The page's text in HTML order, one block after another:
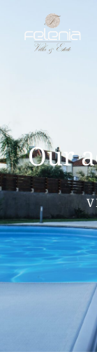
Our